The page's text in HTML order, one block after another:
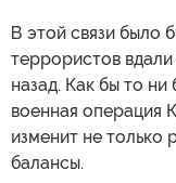
В этой связи было
террористов
назад. Как бы то ни
военная операция
изменит не только
балансы.